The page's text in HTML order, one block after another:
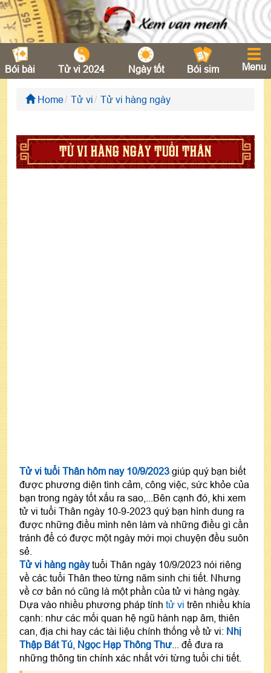
Bói bài Tử vi 2024 Ngày tốt Bói sim Menu
Home Tử vi Tử vi hàng ngày
TỬ VI HÀNG NGÀY TUỔI THÂN
Tử vi tuổi Thân hôm nay 10/9/2023 giúp quý bạn biết
được phương diện tình cảm, công việc, sức khỏe của
bạn trong ngày tốt xấu ra sao,...Bên cạnh đó, khi xem
tử vi tuổi Thân ngày 10-9-2023 quý bạn hình dung ra
được những điều mình nên làm và những điều gì cần
tránh để có được một ngày mới mọi chuyện đều suôn
sẻ.
Tử vi hàng ngàytuổi Thân ngày 10/9/2023 nói riêng
về các tuổi Thân theo từng năm sinh chi tiết. Nhưng
về cơ bản nó cũng là một phần của tử vi hàng ngày.
Dựa vào nhiều phương pháp tính tử vi trên nhiều khía
cạnh: như các mối quan hệ ngũ hành nạp âm, thiên
can, địa chi hay các tài liệu chính thống về tử vi: Nhị
Thập Bát Tú Ngọc Hạp Thông Thư ... để đưa ra
những thông tin chính xác nhất với từng tuổi chi tiết.